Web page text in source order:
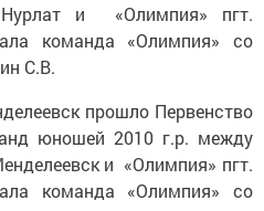
и «Олимпия» пгт.
команда «Олимпия» со
С.В.
прошло Первенство
юношей 2010 г.р. между
и «Олимпия» пгт.
команда «Олимпия» со